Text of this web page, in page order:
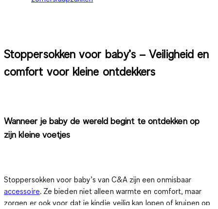
Stoppersokken voor baby’s – Veiligheid en
comfort voor kleine ontdekkers
Wanneer je baby de wereld begint te ontdekken op
zijn kleine voetjes
Stoppersokken voor baby’s van C&A zijn een onmisbaar
accessoire. Ze bieden niet alleen warmte en comfort, maar
zorgen er ook voor dat je kindje veilig kan lopen of kruipen op